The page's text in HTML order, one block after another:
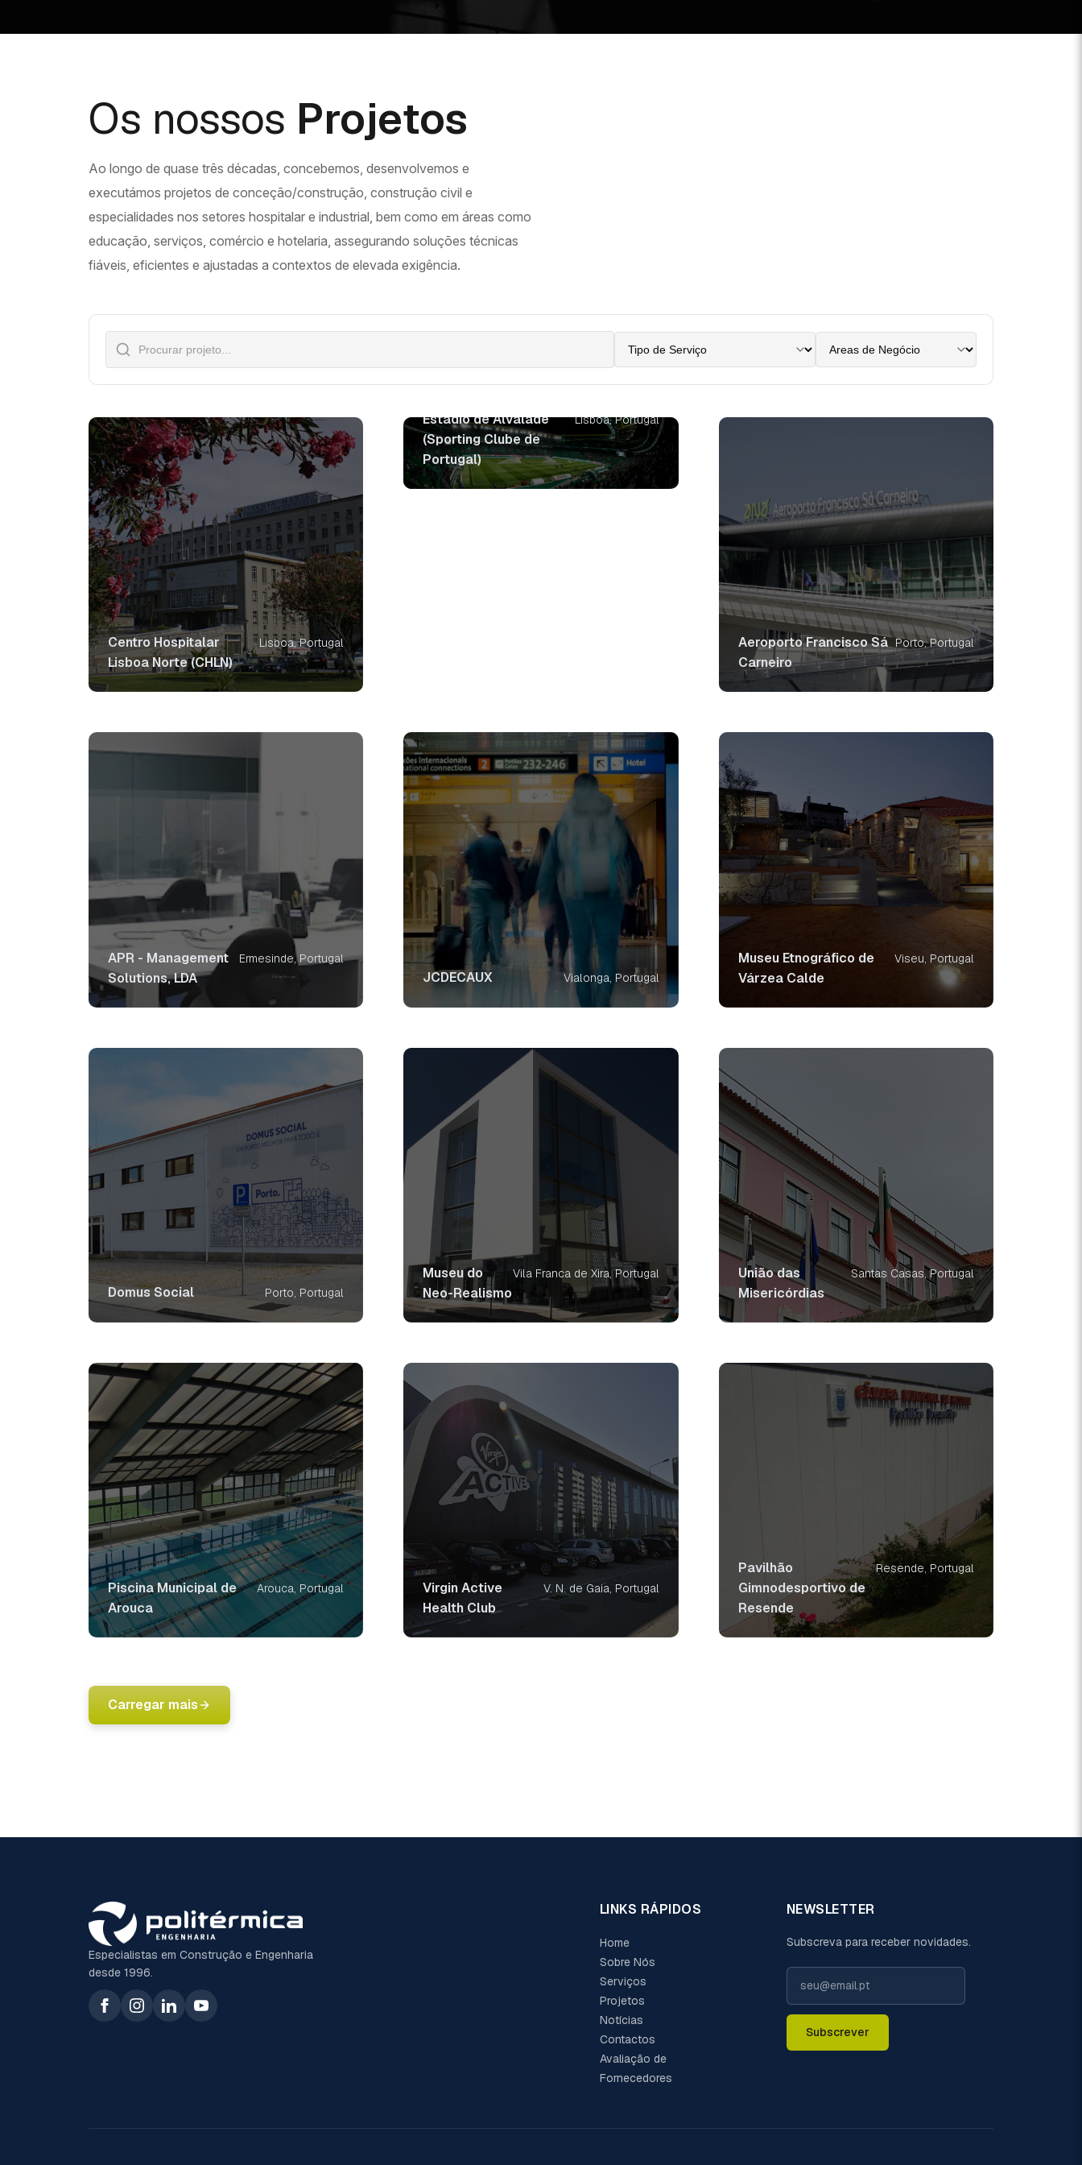
Os nossos Projetos
Ao longo de quase três décadas, concebemos, desenvolvemos e
executámos projetos de conceção/construção, construção civil e
especialidades nos setores hospitalar e industrial, bem como em áreas como
educação, serviços, comércio e hotelaria, assegurando soluções técnicas
fiáveis, eficientes e ajustadas a contextos de elevada exigência.
Centro Hospitalar
Lisboa Norte (CHLN)
Lisboa, Portugal
Estádio de Alvalade
(Sporting Clube de
Portugal)
Lisboa, Portugal
Aeroporto Francisco Sá
Carneiro
Porto, Portugal
APR - Management
Solutions, LDA
Ermesinde, Portugal
JCDECAUX Vialonga, Portugal
Museu Etnográfico de
Várzea Calde
Viseu, Portugal
Domus Social Porto, Portugal
Museu do
Neo-Realismo
Vila Franca de Xira, Portugal
União das
Misericórdias
Santas Casas, Portugal
Piscina Municipal de
Arouca
Arouca, Portugal
Virgin Active
Health Club
V. N. de Gaia, Portugal
Pavilhão
Gimnodesportivo de
Resende
Resende, Portugal
Carregar mais
Especialistas em Construção e Engenharia
desde 1996.
LINKS RÁPIDOS
Home
Sobre Nós
Serviços
Projetos
Notícias
Contactos
Avaliação de
Fornecedores
NEWSLETTER
Subscreva para receber novidades.
Subscrever